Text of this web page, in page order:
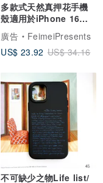
多款式天然真押花手機
殼適用於iPhone 16
Pro Max Samsung
S25
廣告
FeimeiPresents
US$ 23.92 US$ 34.16
不可缺少之物Life list/